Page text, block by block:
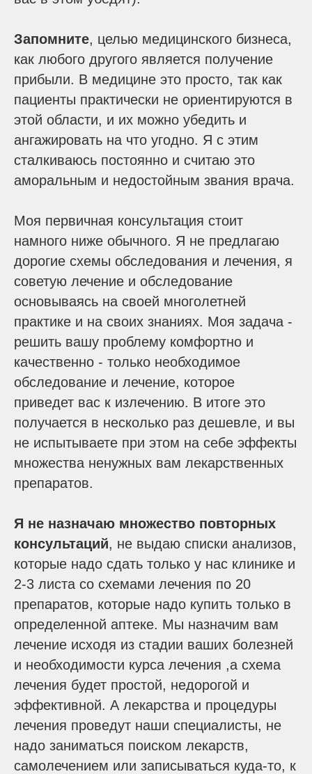
Запомните, целью медицинского бизнеса,
как любого другого является получение
прибыли. В медицине это просто, так как
пациенты практически не ориентируются в
этой области, и их можно убедить и
ангажировать на что угодно. Я с этим
сталкиваюсь постоянно и считаю это
аморальным и недостойным звания врача.
Моя первичная консультация стоит
намного ниже обычного. Я не предлагаю
дорогие схемы обследования и лечения, я
советую лечение и обследование
основываясь на своей многолетней
практике и на своих знаниях. Моя задача -
решить вашу проблему комфортно и
качественно - только необходимое
обследование и лечение, которое
приведет вас к излечению. В итоге это
получается в несколько раз дешевле, и вы
не испытываете при этом на себе эффекты
множества ненужных вам лекарственных
препаратов.
Я не назначаю множество повторных
консультаций, не выдаю списки анализов,
которые надо сдать только у нас клинике и
2-3 листа со схемами лечения по 20
препаратов, которые надо купить только в
определенной аптеке. Мы назначим вам
лечение исходя из стадии ваших болезней
и необходимости курса лечения ,а схема
лечения будет простой, недорогой и
эффективной. А лекарства и процедуры
лечения проведут наши специалисты, не
надо заниматься поиском лекарств,
самолечением или записываться куда-то, к